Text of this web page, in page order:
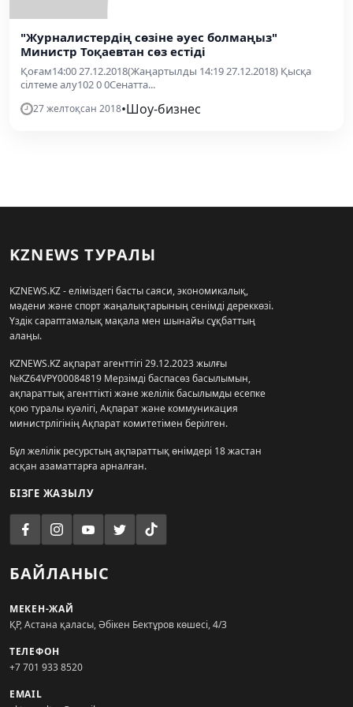
"Журналистердің сөзіне әуес болмаңыз"
Министр Тоқаевтан сөз естіді
Қоғам14:00 27.12.2018(Жаңартылды 14:19 27.12.2018) Қысқа
сілтеме алу102 0 0Сенатта...
27 желтоқсан 2018•Шоу-бизнес
KZNEWS ТУРАЛЫ
KZNEWS.KZ - еліміздегі басты саяси, экономикалық,
мәдени және спорт жаңалықтарының сенімді дереккөзі.
Үздік сараптамалық мақала мен шынайы сұқбаттың
алаңы.
KZNEWS.KZ ақпарат агенттігі 29.12.2023 жылғы
№KZ64VPY00084819 Мерзімді баспасөз басылымын,
ақпараттық агенттікті және желілік басылымды есепке
қою туралы куәлігі, Ақпарат және коммуникация
министрлігінің Ақпарат комитетімен берілген.
Бұл желілік ресурстың ақпараттық өнімдері 18 жастан
асқан азаматтарға арналған.
БІЗГЕ ЖАЗЫЛУ
БАЙЛАНЫС
МЕКЕН-ЖАЙ
ҚР, Астана қаласы, Әбікен Бектұров көшесі, 4/3
ТЕЛЕФОН
+7 701 933 8520
EMAIL